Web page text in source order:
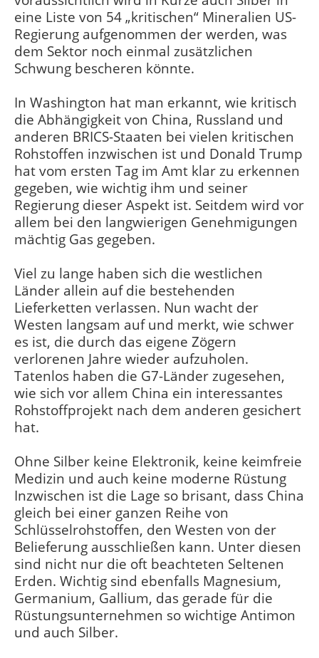
eine Liste von 54 „kritischen“ Mineralien US-
Regierung aufgenommen der werden, was
dem Sektor noch einmal zusätzlichen
Schwung bescheren könnte.
In Washington hat man erkannt, wie kritisch
die Abhängigkeit von China, Russland und
anderen BRICS-Staaten bei vielen kritischen
Rohstoffen inzwischen ist und Donald Trump
hat vom ersten Tag im Amt klar zu erkennen
gegeben, wie wichtig ihm und seiner
Regierung dieser Aspekt ist. Seitdem wird vor
allem bei den langwierigen Genehmigungen
mächtig Gas gegeben.
Viel zu lange haben sich die westlichen
Länder allein auf die bestehenden
Lieferketten verlassen. Nun wacht der
Westen langsam auf und merkt, wie schwer
es ist, die durch das eigene Zögern
verlorenen Jahre wieder aufzuholen.
Tatenlos haben die G7-Länder zugesehen,
wie sich vor allem China ein interessantes
Rohstoffprojekt nach dem anderen gesichert
hat.
Ohne Silber keine Elektronik, keine keimfreie
Medizin und auch keine moderne Rüstung
Inzwischen ist die Lage so brisant, dass China
gleich bei einer ganzen Reihe von
Schlüsselrohstoffen, den Westen von der
Belieferung ausschließen kann. Unter diesen
sind nicht nur die oft beachteten Seltenen
Erden. Wichtig sind ebenfalls Magnesium,
Germanium, Gallium, das gerade für die
Rüstungsunternehmen so wichtige Antimon
und auch Silber.